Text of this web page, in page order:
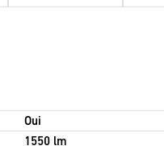
Oui
1550 lm